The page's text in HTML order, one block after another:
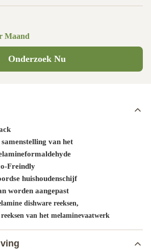
Maand
Onderzoek Nu
samenstelling van het
Freindly
huishoudenschijf
worden aangepast
dishware reeksen,
reeksen van het melaminevaatwerk